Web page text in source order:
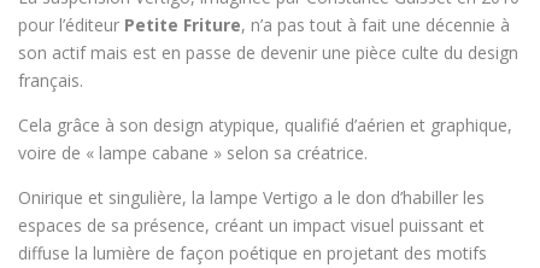
pour l’éditeur Petite Friture, n’a pas tout à fait une décennie à
son actif mais est en passe de devenir une pièce culte du design
français.
Cela grâce à son design atypique, qualifié d’aérien et graphique,
voire de « lampe cabane » selon sa créatrice.
Onirique et singulière, la lampe Vertigo a le don d’habiller les
espaces de sa présence, créant un impact visuel puissant et
diffuse la lumière de façon poétique en projetant des motifs